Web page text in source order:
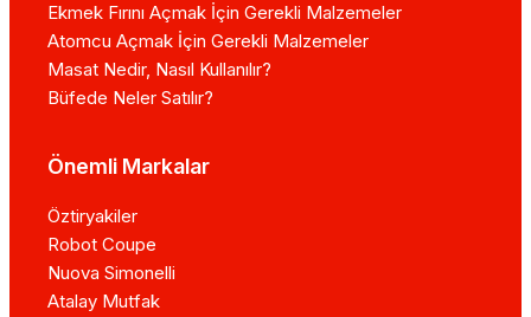
Ekmek Fırını Açmak İçin Gerekli Malzemeler
Atomcu Açmak İçin Gerekli Malzemeler
Masat Nedir, Nasıl Kullanılır?
Büfede Neler Satılır?
Önemli Markalar
Öztiryakiler
Robot Coupe
Nuova Simonelli
Atalay Mutfak